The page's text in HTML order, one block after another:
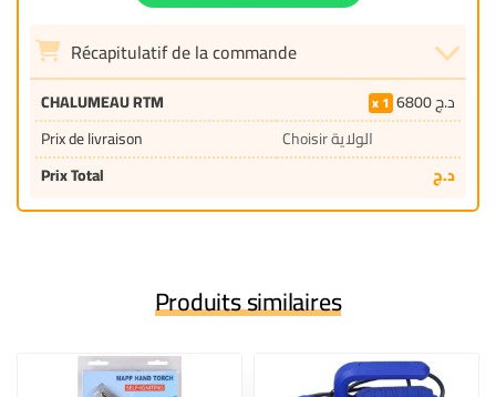
Récapitulatif de la commande
CHALUMEAU RTM 1 6800د.ج
Prix de livraison
Choisir الولاية
Prix Total
د.ج
Produits similaires